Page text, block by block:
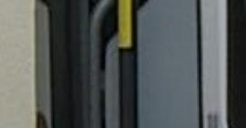
RENDELETEK